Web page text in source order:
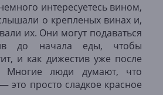
интересуетесь вином,
о крепленых винах и,
их. Они могут подаваться
до начала еды, чтобы
и как дижестив уже после
Многие люди думают, что
это просто сладкое красное